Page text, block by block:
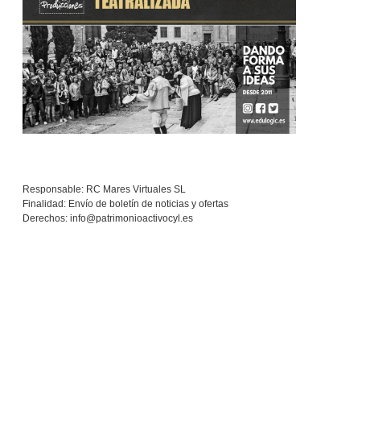
Responsable: RC Mares Virtuales SL
Finalidad: Envío de boletín de noticias y ofertas
Derechos: info@patrimonioactivocyl.es